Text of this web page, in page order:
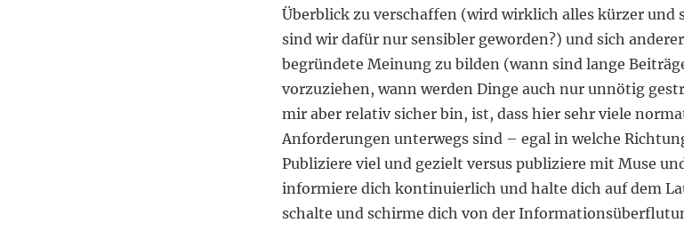
Überblick zu verschaffen (wird wirklich alles kürzer und
sind wir dafür nur sensibler geworden?) und sich
begründete Meinung zu bilden (wann sind lange
vorzuziehen, wann werden Dinge auch nur unnötig
mir aber relativ sicher bin, ist, dass hier sehr viele
Anforderungen unterwegs sind – egal in welche
Publiziere viel und gezielt versus publiziere mit Muse
informiere dich kontinuierlich und halte dich auf dem
schalte und schirme dich von der